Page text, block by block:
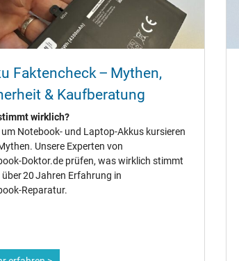
Akku funktioniert
du ihn wiederbeleben!
melden sich Kunden, die gerade einen
Notebook-Akku geliefert bekamen, mit dem
dass der Akku defekt wäre. Warum neue
Akkus manchmal nicht sofort
und was du dann selbst tun kannst